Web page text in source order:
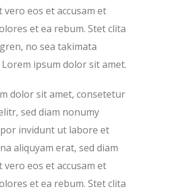
vero eos et accusam et
et ea rebum. Stet clita
no sea takimata
ipsum dolor sit amet.
dolor sit amet, consetetur
sed diam nonumy
invidunt ut labore et
aliquyam erat, sed diam
vero eos et accusam et
et ea rebum. Stet clita